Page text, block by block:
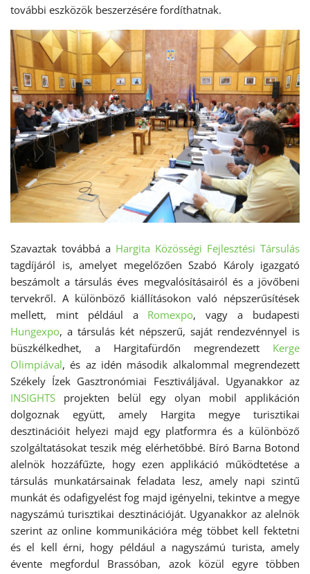
további eszközök beszerzésére fordíthatnak.
Szavaztak továbbá a Hargita Közösségi Fejlesztési Társulás
tagdíjáról is, amelyet megelőzően Szabó Károly igazgató
beszámolt a társulás éves megvalósításairól és a jövőbeni
tervekről. A különböző kiállításokon való népszerűsítések
mellett, mint például a Romexpo, vagy a budapesti
Hungexpo, a társulás két népszerű, saját rendezvénnyel is
büszkélkedhet, a Hargitafürdőn megrendezett Kerge
Olimpiával, és az idén második alkalommal megrendezett
Székely Ízek Gasztronómiai Fesztiváljával. Ugyanakkor az
INSIGHTS projekten belül egy olyan mobil applikáción
dolgoznak együtt, amely Hargita megye turisztikai
desztinációit helyezi majd egy platformra és a különböző
szolgáltatásokat teszik még elérhetőbbé. Bíró Barna Botond
alelnök hozzáfűzte, hogy ezen applikáció működtetése a
társulás munkatársainak feladata lesz, amely napi szintű
munkát és odafigyelést fog majd igényelni, tekintve a megye
nagyszámú turisztikai desztinációját. Ugyanakkor az alelnök
szerint az online kommunikációra még többet kell fektetni
és el kell érni, hogy például a nagyszámú turista, amely
évente megfordul Brassóban, azok közül egyre többen